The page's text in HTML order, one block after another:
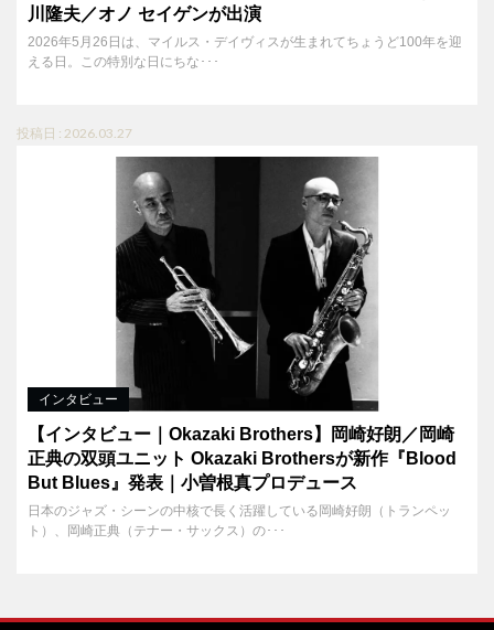
川隆夫／オノ セイゲンが出演
2026年5月26日は、マイルス・デイヴィスが生まれてちょうど100年を迎
える日。この特別な日にちな･･･
投稿日 : 2026.03.27
インタビュー
【インタビュー｜Okazaki Brothers】岡崎好朗／岡崎
正典の双頭ユニット Okazaki Brothersが新作『Blood
But Blues』発表｜小曽根真プロデュース
日本のジャズ・シーンの中核で長く活躍している岡崎好朗（トランペッ
ト）、岡崎正典（テナー・サックス）の･･･